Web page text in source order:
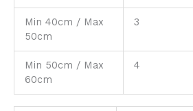
Min 40cm / Max
50cm
3
Min 50cm / Max
60cm
4